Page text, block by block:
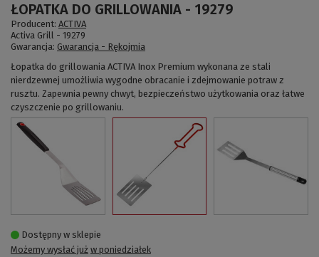
ŁOPATKA DO GRILLOWANIA - 19279
Producent: ACTIVA
Activa Grill - 19279
Gwarancja: Gwarancja - Rękojmia
Łopatka do grillowania ACTIVA Inox Premium wykonana ze stali
nierdzewnej umożliwia wygodne obracanie i zdejmowanie potraw z
rusztu. Zapewnia pewny chwyt, bezpieczeństwo użytkowania oraz łatwe
czyszczenie po grillowaniu.
Dostępny w sklepie
Możemy wysłać już w poniedziałek